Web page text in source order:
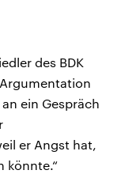
des BDK
ein Gespräch
er Angst hat,
könnte.“